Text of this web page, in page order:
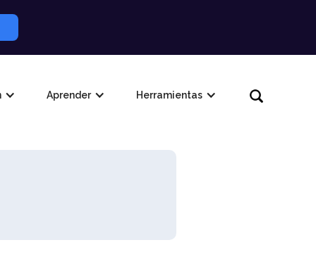
Aprender Herramientas